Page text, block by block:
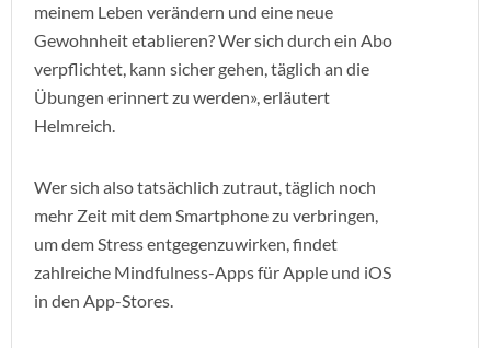
meinem Leben verändern und eine neue
Gewohnheit etablieren? Wer sich durch ein Abo
verpflichtet, kann sicher gehen, täglich an die
Übungen erinnert zu werden», erläutert
Helmreich.
Wer sich also tatsächlich zutraut, täglich noch
mehr Zeit mit dem Smartphone zu verbringen,
um dem Stress entgegenzuwirken, findet
zahlreiche Mindfulness-Apps für Apple und iOS
in den App-Stores.